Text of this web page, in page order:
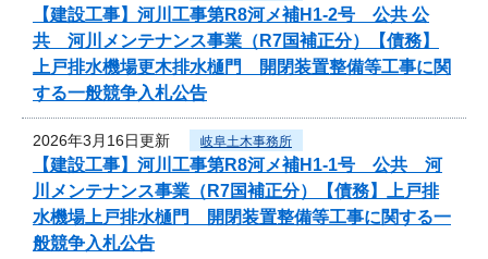
【建設工事】河川工事第R8河メ補H1-2号 公共 公
共 河川メンテナンス事業（R7国補正分）【債務】
上戸排水機場更木排水樋門 開閉装置整備等工事に関
する一般競争入札公告
2026年3月16日更新 岐阜土木事務所
【建設工事】河川工事第R8河メ補H1-1号 公共 河
川メンテナンス事業（R7国補正分）【債務】上戸排
水機場上戸排水樋門 開閉装置整備等工事に関する一
般競争入札公告